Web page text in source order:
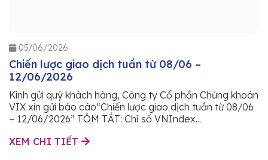
05/06/2026
Chiến lược giao dịch tuần từ 08/06 –
12/06/2026
Kính gửi quý khách hàng, Công ty Cổ phần Chứng khoán
VIX xin gửi báo cáo“Chiến lược giao dịch tuần từ 08/06
– 12/06/2026” TÓM TẮT: Chỉ số VNIndex...
XEM CHI TIẾT